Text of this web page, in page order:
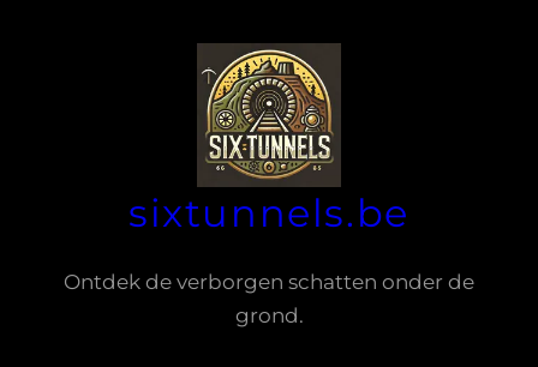
sixtunnels.be
Ontdek de verborgen schatten onder de
grond.